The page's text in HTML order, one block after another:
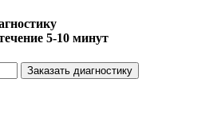
5-10 минут
Заказать диагностику